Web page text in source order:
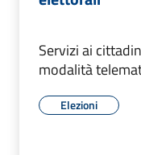
Servizi ai
modalità
Elezioni